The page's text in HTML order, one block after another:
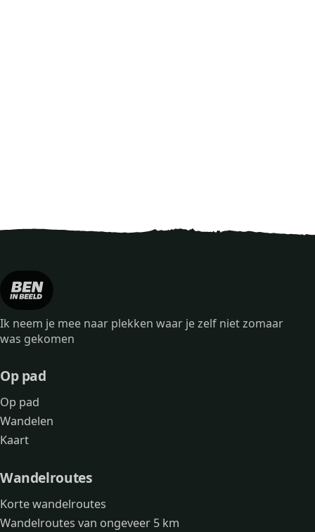
Ik neem je mee naar plekken waar je zelf niet zomaar
was gekomen
Op pad
Op pad
Wandelen
Kaart
Wandelroutes
Korte wandelroutes
Wandelroutes van ongeveer 5 km